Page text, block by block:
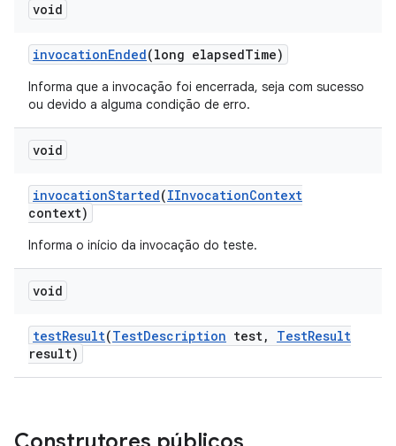
void
invocationEnded(long elapsedTime)
Informa que a invocação foi encerrada, seja com sucesso
ou devido a alguma condição de erro.
void
invocationStarted(IInvocationContext
context)
Informa o início da invocação do teste.
void
testResult(TestDescription test, TestResult
result)